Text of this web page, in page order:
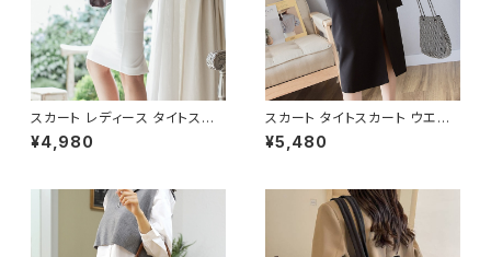
スカート レディース タイトスカ
ート ミディアム ペンシルスカー
ト スリット 白 ホワイト ハイウエ
ィー 結婚式 コルセット風 春 夏
春夏 ミディアムタイトスカート
C-SSS0002
¥4,980
スカート タイトスカート ウエス
トリボン スリット入り ミモレス
カート ミディアム スリット ひざ
¥5,480